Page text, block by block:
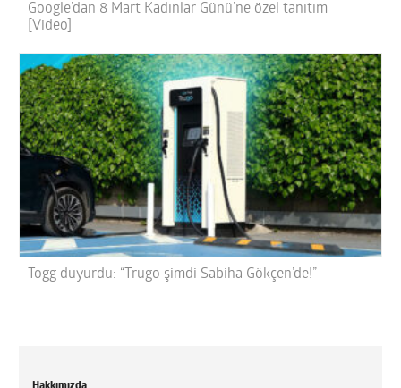
Google’dan 8 Mart Kadınlar Günü’ne özel tanıtım
[Video]
Togg duyurdu: “Trugo şimdi Sabiha Gökçen’de!”